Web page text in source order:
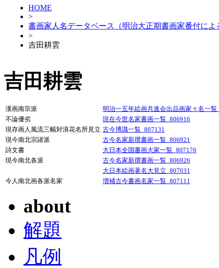
HOME
>
書画家人名データベース（明治大正期書画家番付によ
>
吉田耕雲
吉田耕雲
漢画南宗派
明治一五年絵画共進会出品画家々名一覧
不論優劣
現在今世名家書画一覧_806916
現存画人風流三幅対浪花名所見立 古今博識一覧_807131
現今南北宗諸派
古今名家新撰書画一覧_806921
詩文書
大日本全国書画大家一覧_807176
現今南北各派
古今名家新撰書画一覧_806926
大日本絵画著名大見立_807031
今人南北画各派名家
増補古今書画名家一覧_807111
about
解題
凡例